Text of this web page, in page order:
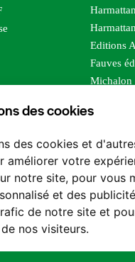
des cookies
des cookies et
améliorer votre
notre site, pour vous
et des
de notre site et
nos visiteurs.
Editions
Fauves
Michalon
Editions
Les
Tous les
Nos